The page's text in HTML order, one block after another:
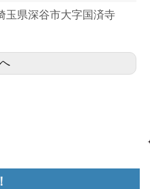
玉県深谷市大字国済寺